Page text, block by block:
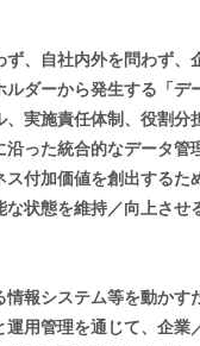
ず、自社内外を問わず、
ルダーから発生する「デ
、実施責任体制、役割分
沿った統合的なデータ管
ス付加価値を創出するた
な状態を維持／向上させ
情報システム等を動かす
運用管理を通じて、企業